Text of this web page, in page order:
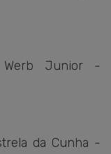
Werb Junior -
da Cunha -